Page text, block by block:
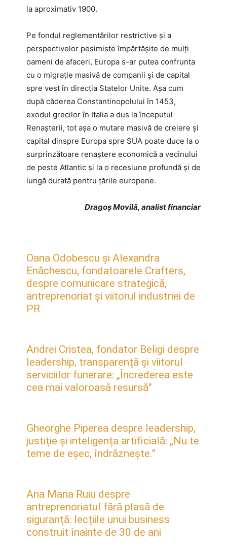
la aproximativ 1900.
Pe fondul reglementărilor restrictive și a
perspectivelor pesimiste împărtășite de mulți
oameni de afaceri, Europa s-ar putea confrunta
cu o migrație masivă de companii și de capital
spre vest în direcția Statelor Unite. Așa cum
după căderea Constantinopolului în 1453,
exodul grecilor în Italia a dus la începutul
Renașterii, tot așa o mutare masivă de creiere și
capital dinspre Europa spre SUA poate duce la o
surprinzătoare renaștere economică a vecinului
de peste Atlantic și la o recesiune profundă și de
lungă durată pentru țările europene.
Dragoș Movilă, analist financiar
Oana Odobescu și Alexandra
Enăchescu, fondatoarele Crafters,
despre comunicare strategică,
antreprenoriat și viitorul industriei de
PR
Andrei Cristea, fondator Beligi despre
leadership, transparență și viitorul
serviciilor funerare: „Încrederea este
cea mai valoroasă resursă”
Gheorghe Piperea despre leadership,
justiție și inteligența artificială: „Nu te
teme de eșec, îndrăznește.”
Ana Maria Ruiu despre
antreprenoriatul fără plasă de
siguranță: lecțiile unui business
construit înainte de 30 de ani